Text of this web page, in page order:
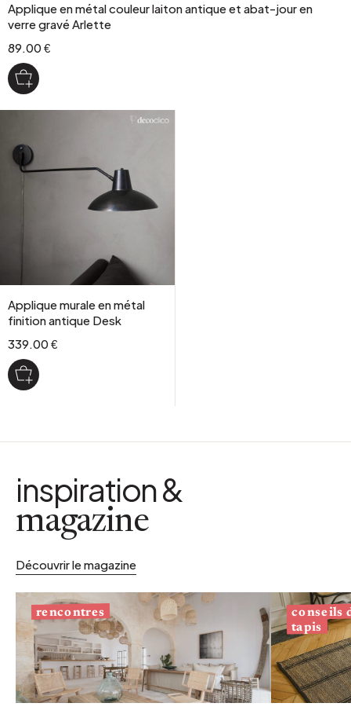
Applique en métal couleur laiton antique et abat-jour en
verre gravé Arlette
89.00 €
Applique murale en métal
finition antique Desk
339.00 €
inspiration &
magazine
Découvrir le magazine
rencontres conseils
tapis